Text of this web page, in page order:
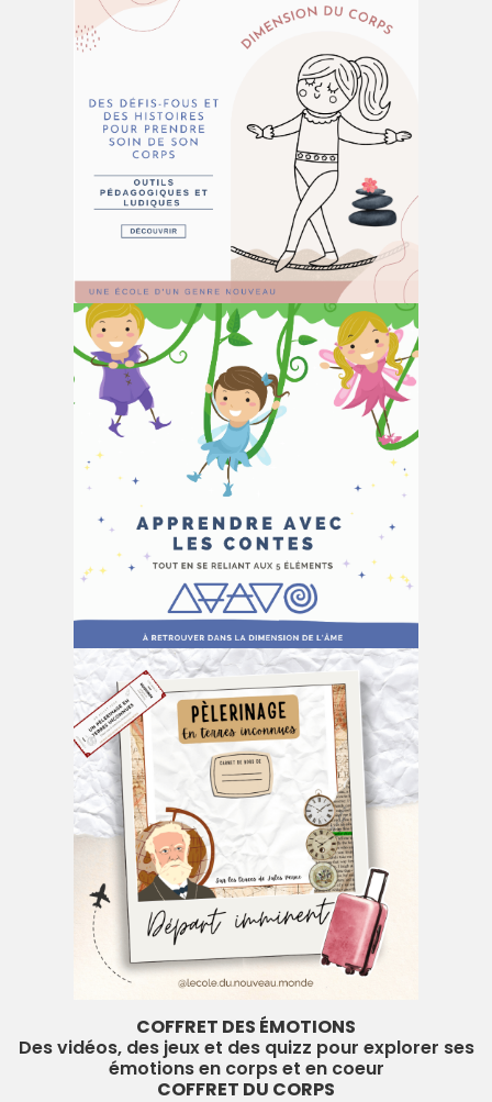
COFFRET DES ÉMOTIONS
Des vidéos, des jeux et des quizz pour explorer ses
émotions en corps et en coeur
COFFRET DU CORPS